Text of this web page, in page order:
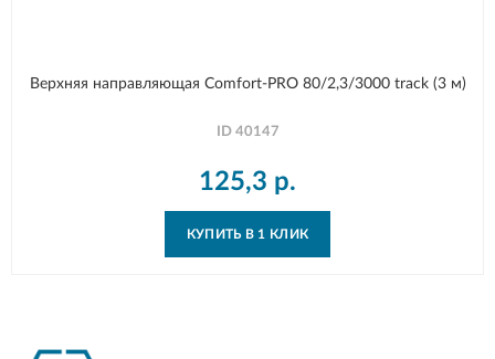
Верхняя направляющая Comfort-PRO 80/2,3/3000 track (3 м)
ID 40147
125,3 р.
КУПИТЬ В 1 КЛИК